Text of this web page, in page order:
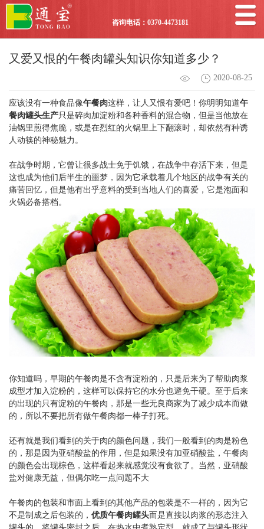
咨询电话：0370-4473181
又爱又恨的午餐肉罐头知识你知道多少？
2020-08-25
应该没有一种食品像午餐肉这样，让人又恨有爱吧！你明明知道午
餐肉罐头生产只是碎肉加淀粉和各种香料的混合物，但是当他放在
油锅里煎得焦脆，或是在烈红的火锅里上下翻滚时，却依然有种诱
人动筷的神秘魅力。
在战争时期，它曾让很多战士免于饥饿，在战争中存活下来，但是
这也成为他们后半生的噩梦，因为它承载着几个地区的战争有关的
痛苦回忆，但是他有出乎意料的受到当地人们的喜爱，它是泡面和
火锅必备搭档。
你知道吗，早期的午餐肉是不含有淀粉的，只是后来为了帮助肉浆
成型才加入淀粉的，这样可以保持它的水分也避免干硬。至于后来
的出现的只有淀粉的午餐肉，那是一些无良商家为了减少成本而做
的，所以不要把所有做午餐肉都一棒子打死。
还有就是我们看到的关于肉的颜色问题，我们一般看到的肉是粉色
的，那是因为亚硝酸盐的作用，但是如果没有加亚硝酸盐，午餐肉
的颜色会出现棕色，这样看起来就感觉没有食欲了。当然，亚硝酸
盐对健康无益，但偶尔吃一点问题不大
午餐肉的包装和市面上看到的其他产品的包装是不一样的，因为它
不是制成之后包装的， 优质午餐肉罐头而是直接以肉浆的形态注入